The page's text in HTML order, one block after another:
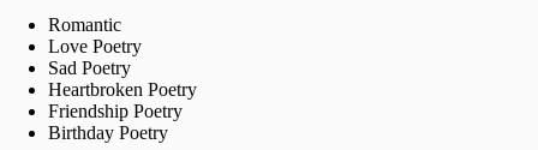
Romantic
Love Poetry
Sad Poetry
Heartbroken Poetry
Friendship Poetry
Birthday Poetry